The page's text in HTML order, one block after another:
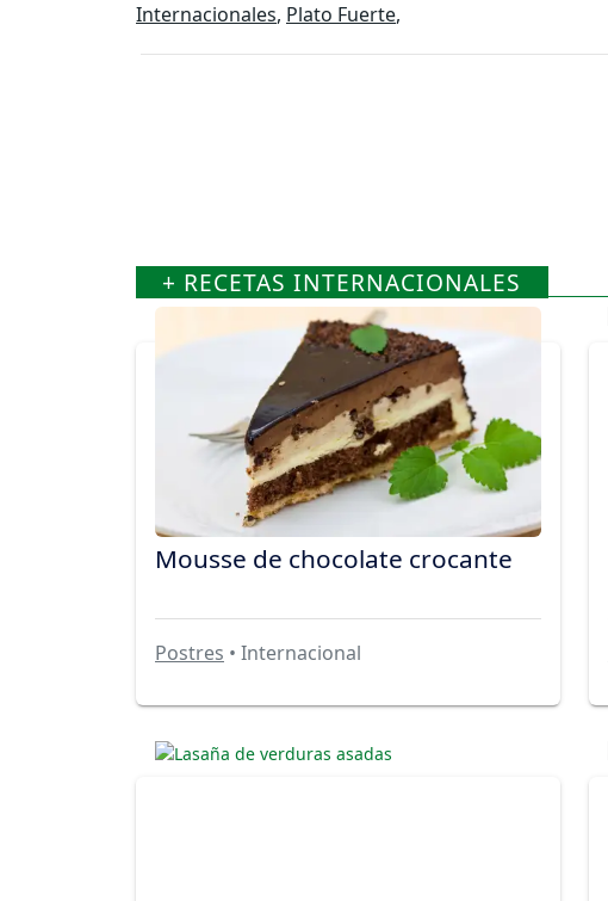
Internacionales, Plato Fuerte,
+ RECETAS INTERNACIONALES
Mousse de chocolate crocante
Postres • Internacional